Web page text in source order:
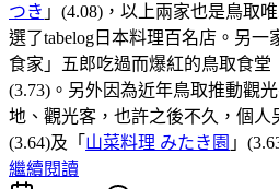
つき 」(4.08)，以上兩家也是鳥取
選了tabelog日本料理百名店。另
食家」五郎吃過而爆紅的鳥取食堂
(3.73)。另外因為近年鳥取推動觀
地、觀光客，也許之後不久，個人
(3.64)及「 山菜料理 みたき園 」
繼續閱讀